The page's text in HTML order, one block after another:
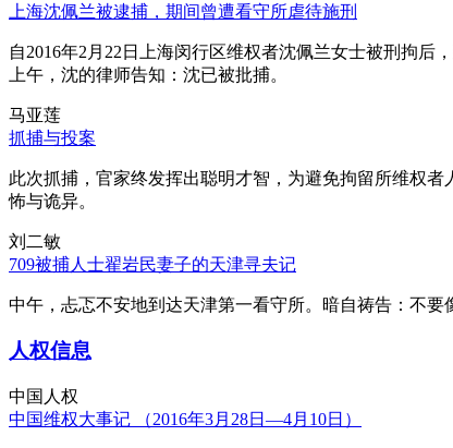
上海沈佩兰被逮捕，期间曾遭看守所虐待施刑
自2016年2月22日上海闵行区维权者沈佩兰女士被刑拘后
上午，沈的律师告知：沈已被批捕。
马亚莲
抓捕与投案
此次抓捕，官家终发挥出聪明才智，为避免拘留所维权
怖与诡异。
刘二敏
709被捕人士翟岩民妻子的天津寻夫记
中午，忐忑不安地到达天津第一看守所。暗自祷告：不要
人权信息
中国人权
中国维权大事记 （2016年3月28日—4月10日）